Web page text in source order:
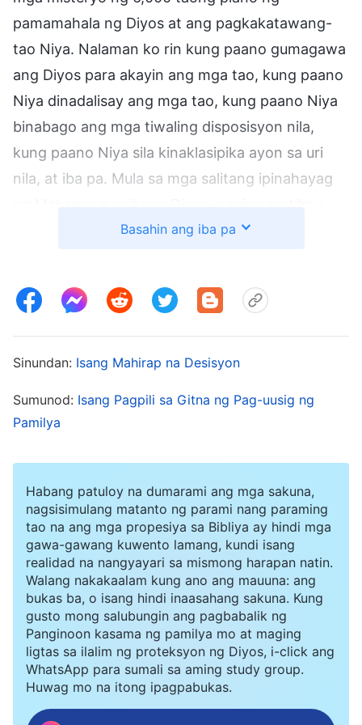
pamamahala ng Diyos at ang pagkakatawang-
tao Niya. Nalaman ko rin kung paano gumagawa
ang Diyos para akayin ang mga tao, kung paano
Niya dinadalisay ang mga tao, kung paano Niya
binabago ang mga tiwaling disposisyon nila,
kung paano Niya sila kinaklasipika ayon sa uri
nila, at iba pa. Mula sa mga salitang ipinahayag
pananampalatayako na ang
ko, “Anuman ang mangyari, hindi ko isusuko ang
pananampalataya sa Makapangyarihang Diyos.”
Sinampal ako ng nanay ko nang makita niyang
Makapangyarihang Diyos. Hindi ako kailanman
nakadama ng pagkamiserable; nagsimula akong
umiyak.
Sa sumunod na apat na araw, hindi pa rin ibinalik
sa akin ng mga magulang ko ang telepono ko.
Sinabi nilang huwag akong pumasok at manatili
lang sa bahay na ginagawa ang gawaing bahay
at binabantayan ang mga nakababatang kapatid
ko. Binalaan din nila ako na huwag
magbabanggit sa mga nakababatang kapatid ko
ng kahit anong may kinalaman sa
Basahin ang iba pa
Sinundan: Isang Mahirap na Desisyon
Sumunod: Isang Pagpili sa Gitna ng Pag-uusig ng
Pamilya
Habang patuloy na dumarami ang mga sakuna,
nagsisimulang matanto ng parami nang paraming
tao na ang mga propesiya sa Bibliya ay hindi mga
gawa-gawang kuwento lamang, kundi isang
realidad na nangyayari sa mismong harapan natin.
Walang nakakaalam kung ano ang mauuna: ang
bukas ba, o isang hindi inaasahang sakuna. Kung
gusto mong salubungin ang pagbabalik ng
Panginoon kasama ng pamilya mo at maging
ligtas sa ilalim ng proteksyon ng Diyos, i-click ang
WhatsApp para sumali sa aming study group.
Huwag mo na itong ipagpabukas.